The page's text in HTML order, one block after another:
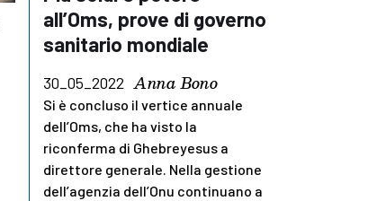
all’Oms, prove di governo
sanitario mondiale
30_05_2022 Anna Bono
Si è concluso il vertice annuale
dell’Oms, che ha visto la
riconferma di Ghebreyesus a
direttore generale. Nella gestione
dell’agenzia dell’Onu continuano a